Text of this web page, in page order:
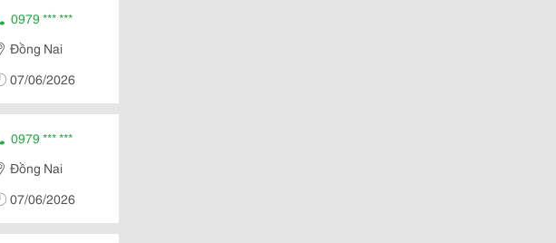
0979 *** ***
Đồng Nai
07/06/2026
0979 *** ***
Đồng Nai
07/06/2026